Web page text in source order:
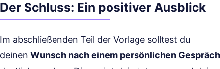
Der Schluss: Ein positiver Ausblick
Im abschließenden Teil der Vorlage solltest du
deinen Wunsch nach einem persönlichen Gespräch